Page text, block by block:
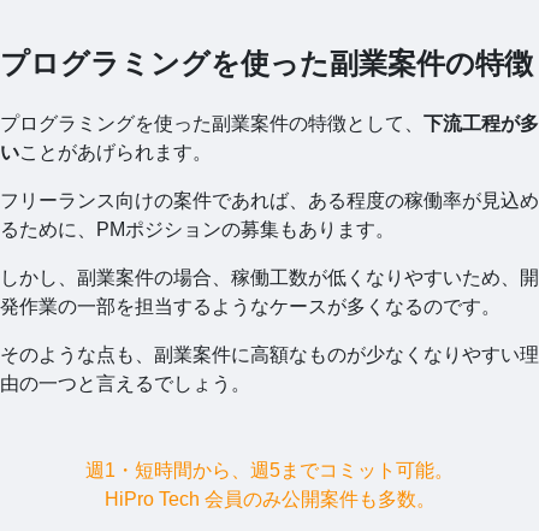
プログラミングを使った副業案件の特徴
プログラミングを使った副業案件の特徴として、 下流工程が多
いことがあげられます。
フリーランス向けの案件であれば、ある程度の稼働率が見込め
るために、PMポジションの募集もあります。
しかし、副業案件の場合、稼働工数が低くなりやすいため、開
発作業の一部を担当するようなケースが多くなるのです。
そのような点も、副業案件に高額なものが少なくなりやすい理
由の一つと言えるでしょう。
週1・短時間から、週5までコミット可能。
HiPro Tech 会員のみ公開案件も多数。